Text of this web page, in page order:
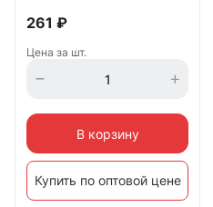
261 ₽
Цена за шт.
В корзину
Купить по оптовой цене